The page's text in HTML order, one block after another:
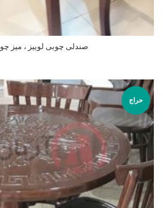
صندلی چوبی لوییز ، میز
اطلاعات بیشتر
حراج